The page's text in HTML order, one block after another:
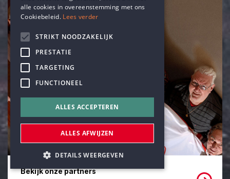
Bekijk onze partners
alle cookies in overeenstemming met ons
Cookiebeleid. Lees verder
STRIKT NOODZAKELIJK
PRESTATIE
TARGETING
FUNCTIONEEL
ALLES ACCEPTEREN
ALLES AFWIJZEN
DETAILS WEERGEVEN